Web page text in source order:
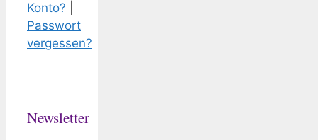
Konto?
Passwort
vergessen?
Newsletter